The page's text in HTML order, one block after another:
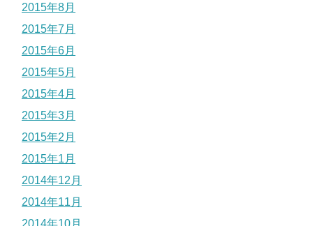
2015年8月
2015年7月
2015年6月
2015年5月
2015年4月
2015年3月
2015年2月
2015年1月
2014年12月
2014年11月
2014年10月